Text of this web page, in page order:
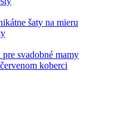
šaty na mieru
svadobné mamy
koberci